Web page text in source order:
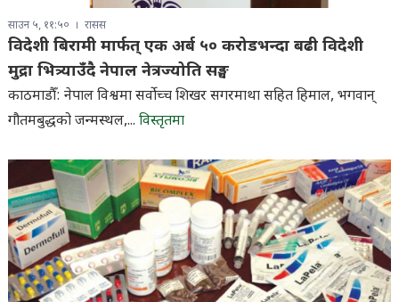
साउन ५, ११:५० रासस
विदेशी बिरामी मार्फत् एक अर्ब ५० करोडभन्दा बढी विदेशी
मुद्रा भित्र्याउँदै नेपाल नेत्रज्योति सङ्घ
काठमाडौँ: नेपाल विश्वमा सर्वाेच्च शिखर सगरमाथा सहित हिमाल, भगवान्
गौतमबुद्धको जन्मस्थल,... विस्तृतमा